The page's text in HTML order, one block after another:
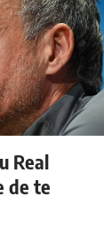
Real
de te